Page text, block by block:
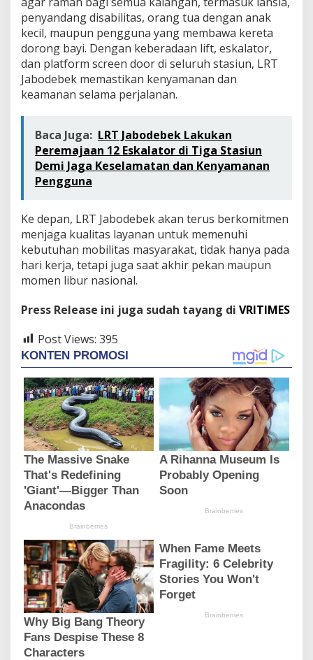
penyandang disabilitas, orang tua dengan anak
kecil, maupun pengguna yang membawa kereta
dorong bayi. Dengan keberadaan lift, eskalator,
dan platform screen door di seluruh stasiun, LRT
Jabodebek memastikan kenyamanan dan
keamanan selama perjalanan.
Baca Juga: LRT Jabodebek Lakukan
Peremajaan 12 Eskalator di Tiga Stasiun
Demi Jaga Keselamatan dan Kenyamanan
Pengguna
Ke depan, LRT Jabodebek akan terus berkomitmen
menjaga kualitas layanan untuk memenuhi
kebutuhan mobilitas masyarakat, tidak hanya pada
hari kerja, tetapi juga saat akhir pekan maupun
momen libur nasional.
Press Release ini juga sudah tayang di VRITIMES
Post Views: 395